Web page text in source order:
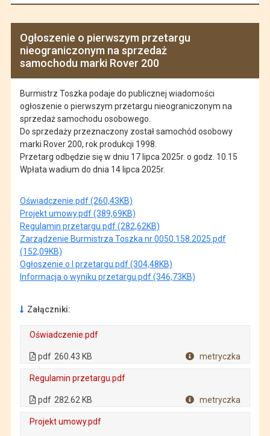
Ogłoszenie o pierwszym przetargu
nieograniczonym na sprzedaż
samochodu marki Rover 200
Burmistrz Toszka podaje do publicznej wiadomości
ogłoszenie o pierwszym przetargu nieograniczonym na
sprzedaż samochodu osobowego.
Do sprzedaży przeznaczony został samochód osobowy
marki Rover 200, rok produkcji 1998.
Przetarg odbędzie się w dniu 17 lipca 2025r. o godz. 10.15
Wpłata wadium do dnia 14 lipca 2025r.
Oświadczenie.pdf (260,43KB)
Projekt umowy.pdf (389,69KB)
Regulamin przetargu.pdf (282,62KB)
Zarządzenie Burmistrza Toszka nr 0050.158.2025.pdf
(152,09KB)
Ogłoszenie o I przetargu.pdf (304,48KB)
Informacja o wyniku przetargu.pdf (346,73KB)
Załączniki:
Oświadczenie.pdf
pdf 260.43 KB metryczka
Regulamin przetargu.pdf
pdf 282.62 KB metryczka
Projekt umowy.pdf